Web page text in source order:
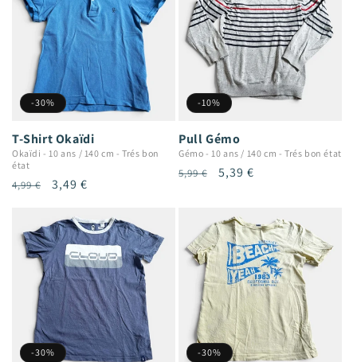
-30%
T-Shirt Okaïdi
Okaïdi - 10 ans / 140 cm -Trés bon
état
Prix
4,99 €
Prix
3,49 €
-10%
Pull Gémo
Gémo - 10 ans / 140 cm -Trés bon état
Prix
5,99 €
Prix
5,39 €
-30% -30%